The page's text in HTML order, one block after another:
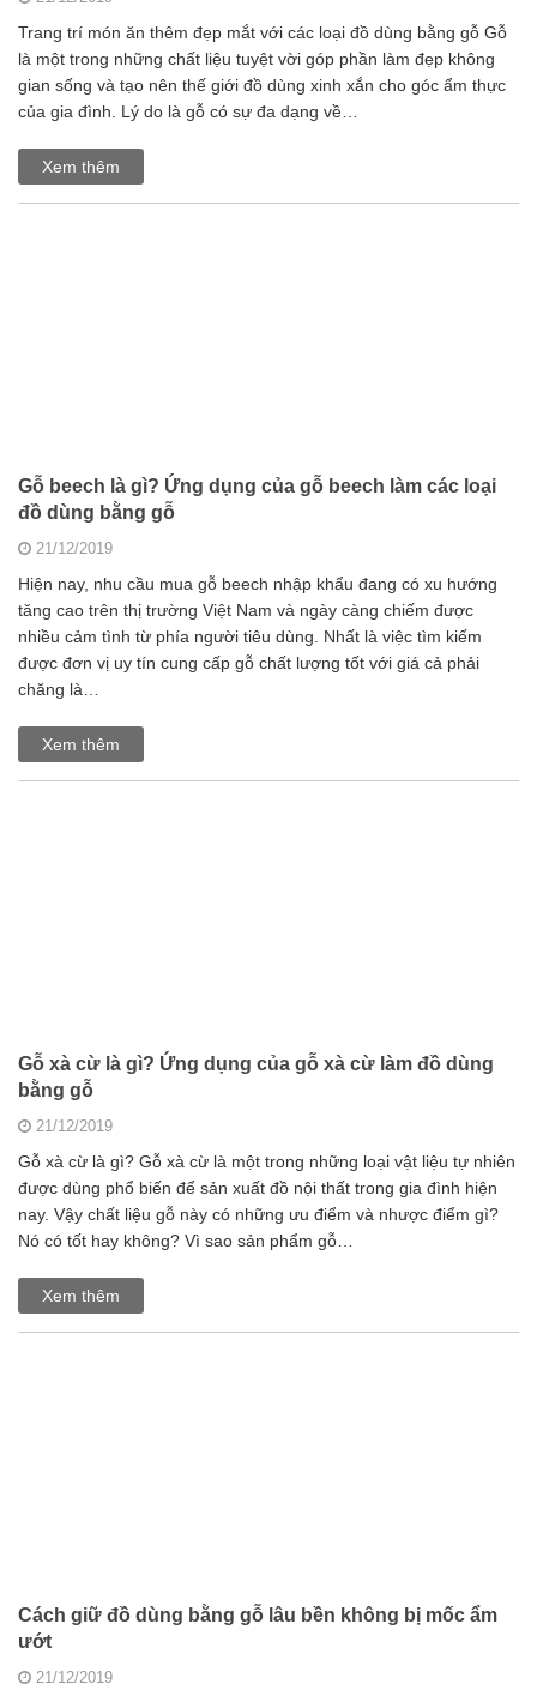
Trang trí món ăn thêm đẹp mắt với các loại đồ dùng bằng gỗ Gỗ
là một trong những chất liệu tuyệt vời góp phần làm đẹp không
gian sống và tạo nên thế giới đồ dùng xinh xắn cho góc ẩm thực
của gia đình. Lý do là gỗ có sự đa dạng về…
Xem thêm
Gỗ beech là gì? Ứng dụng của gỗ beech làm các loại
đồ dùng bằng gỗ
21/12/2019
Hiện nay, nhu cầu mua gỗ beech nhập khẩu đang có xu hướng
tăng cao trên thị trường Việt Nam và ngày càng chiếm được
nhiều cảm tình từ phía người tiêu dùng. Nhất là việc tìm kiếm
được đơn vị uy tín cung cấp gỗ chất lượng tốt với giá cả phải
chăng là…
Xem thêm
Gỗ xà cừ là gì? Ứng dụng của gỗ xà cừ làm đồ dùng
bằng gỗ
21/12/2019
Gỗ xà cừ là gì? Gỗ xà cừ là một trong những loại vật liệu tự nhiên
được dùng phổ biến để sản xuất đồ nội thất trong gia đình hiện
nay. Vậy chất liệu gỗ này có những ưu điểm và nhược điểm gì?
Nó có tốt hay không? Vì sao sản phẩm gỗ…
Xem thêm
Cách giữ đồ dùng bằng gỗ lâu bền không bị mốc ẩm
ướt
21/12/2019